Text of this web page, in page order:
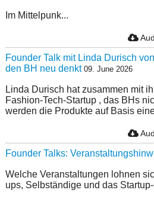
Im Mittelpunk...
Founder Talk mit Linda Durisch
den BH neu denkt 09. June 2026
Linda Durisch hat zusammen mit
Fashion-Tech-Startup , das BHs
werden die Produkte auf Basis
Founder Talks:
Welche Veranstaltungen lohnen
ups, Selbständige und das